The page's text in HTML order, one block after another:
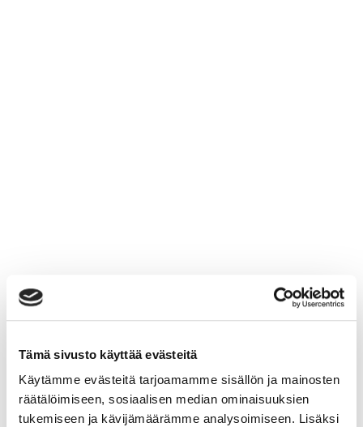
Tämä sivusto käyttää evästeitä
Käytämme evästeitä tarjoamamme sisällön ja mainosten
räätälöimiseen, sosiaalisen median ominaisuuksien
tukemiseen ja kävijämäärämme analysoimiseen. Lisäksi